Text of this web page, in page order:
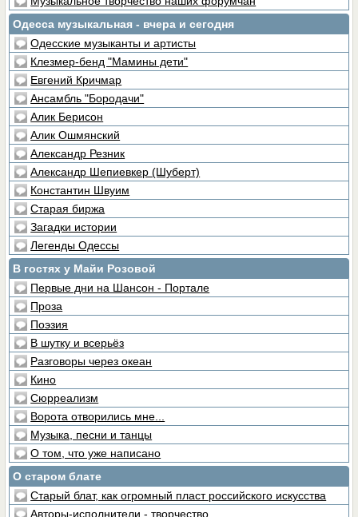
Одесса музыкальная - вчера и сегодня
Одесские музыканты и артисты
Клезмер-бенд "Мамины дети"
Евгений Кричмар
Ансамбль "Бородачи"
Алик Берисон
Алик Ошмянский
Александр Резник
Александр Шепиевкер (Шуберт)
Константин Швуим
Старая биржа
Загадки истории
Легенды Одессы
В гостях у Майи Розовой
Первые дни на Шансон - Портале
Проза
Поэзия
В шутку и всерьёз
Разговоры через океан
Кино
Сюрреализм
Ворота отворились мне...
Музыка, песни и танцы
О том, что уже написано
О старом блате
Старый блат, как огромный пласт российского искусства
Авторы-исполнители - творчество